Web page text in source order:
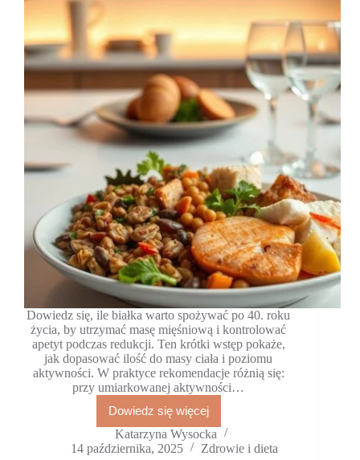
Dowiedz się, ile białka warto spożywać po 40. roku
życia, by utrzymać masę mięśniową i kontrolować
apetyt podczas redukcji. Ten krótki wstęp pokaże,
jak dopasować ilość do masy ciała i poziomu
aktywności. W praktyce rekomendacje różnią się:
przy umiarkowanej aktywności…
Dowiedz się więcej
Ile
białka
po
40?
Katarzyna Wysocka
14 października, 2025
Zdrowie i dieta